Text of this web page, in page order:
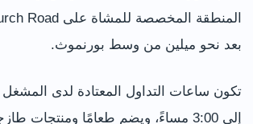
بعد نحو ميلين من وسط بورنموث.
إلى 3:00 مساءً، ويضم طعامًا ومنتجات